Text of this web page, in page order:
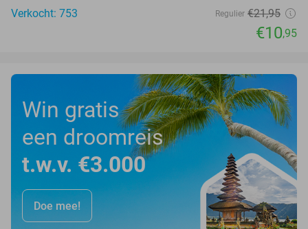
Verkocht: 753
Regulier €21,95
€10,95
Win gratis
een droomreis
t.w.v. €3.000
Doe mee!